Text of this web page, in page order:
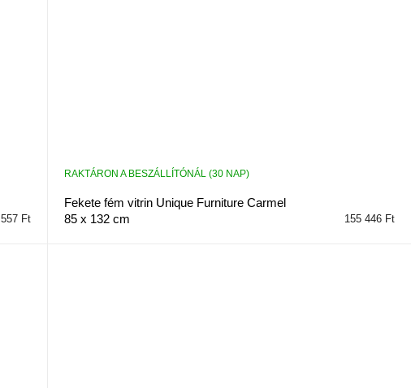
Ft
Fekete fém vitrin Unique Furniture Carmel
85 x 132 cm
RAKTÁRON A BESZÁLLÍTÓNÁL (30 NAP)
155 446 Ft